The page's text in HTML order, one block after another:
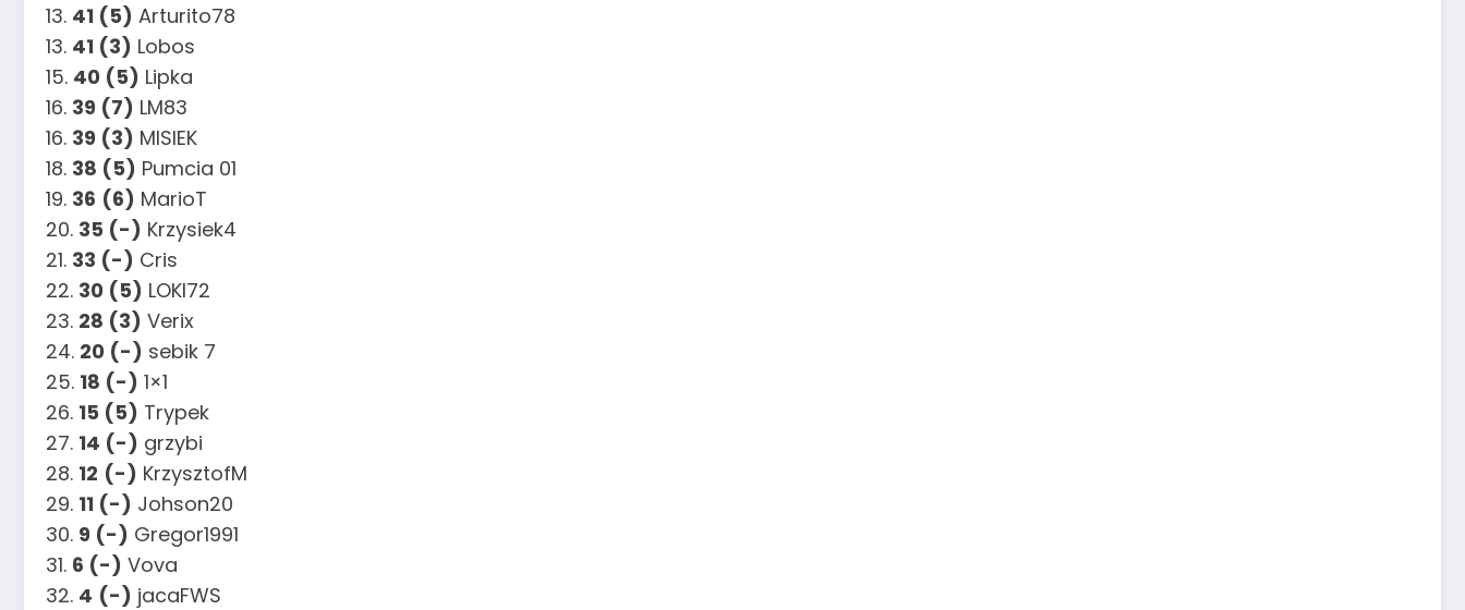
13. 41 (5) Arturito78
13. 41 (3) Lobos
15. 40 (5) Lipka
16. 39 (7) LM83
16. 39 (3) MISIEK
18. 38 (5) Pumcia 01
19. 36 (6) MarioT
20. 35 (-) Krzysiek4
21. 33 (-) Cris
22. 30 (5) LOKI72
23. 28 (3) Verix
24. 20 (-) sebik 7
25. 18 (-) 1×1
26. 15 (5) Trypek
27. 14 (-) grzybi
28. 12 (-) KrzysztofM
29. 11 (-) Johson20
30. 9 (-) Gregor1991
31. 6 (-) Vova
32. 4 (-) jacaFWS